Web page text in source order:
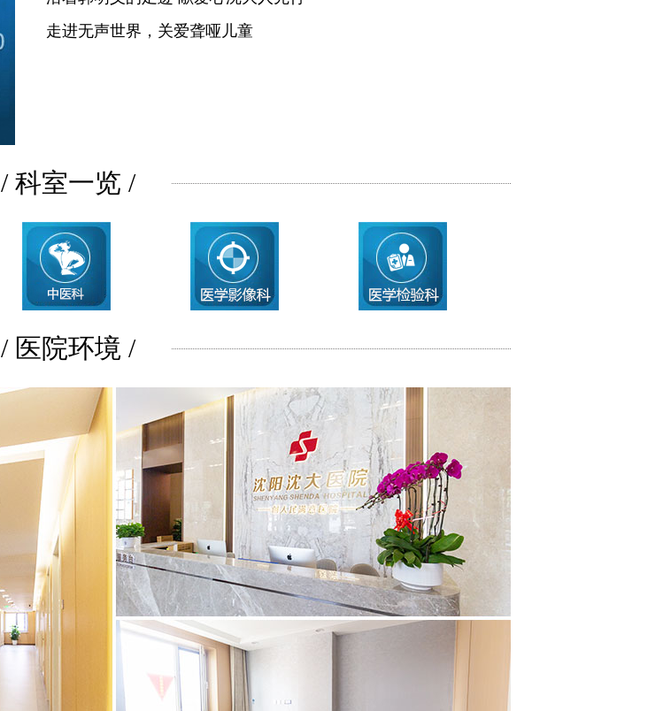
走进无声世界，关爱聋哑儿童
/ 科室一览 /
/ 医院环境 /